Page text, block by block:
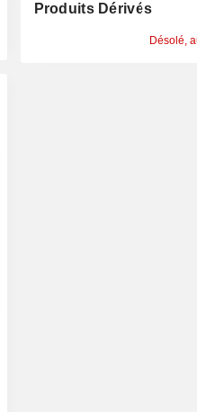
Produits Dérivés
Désolé,